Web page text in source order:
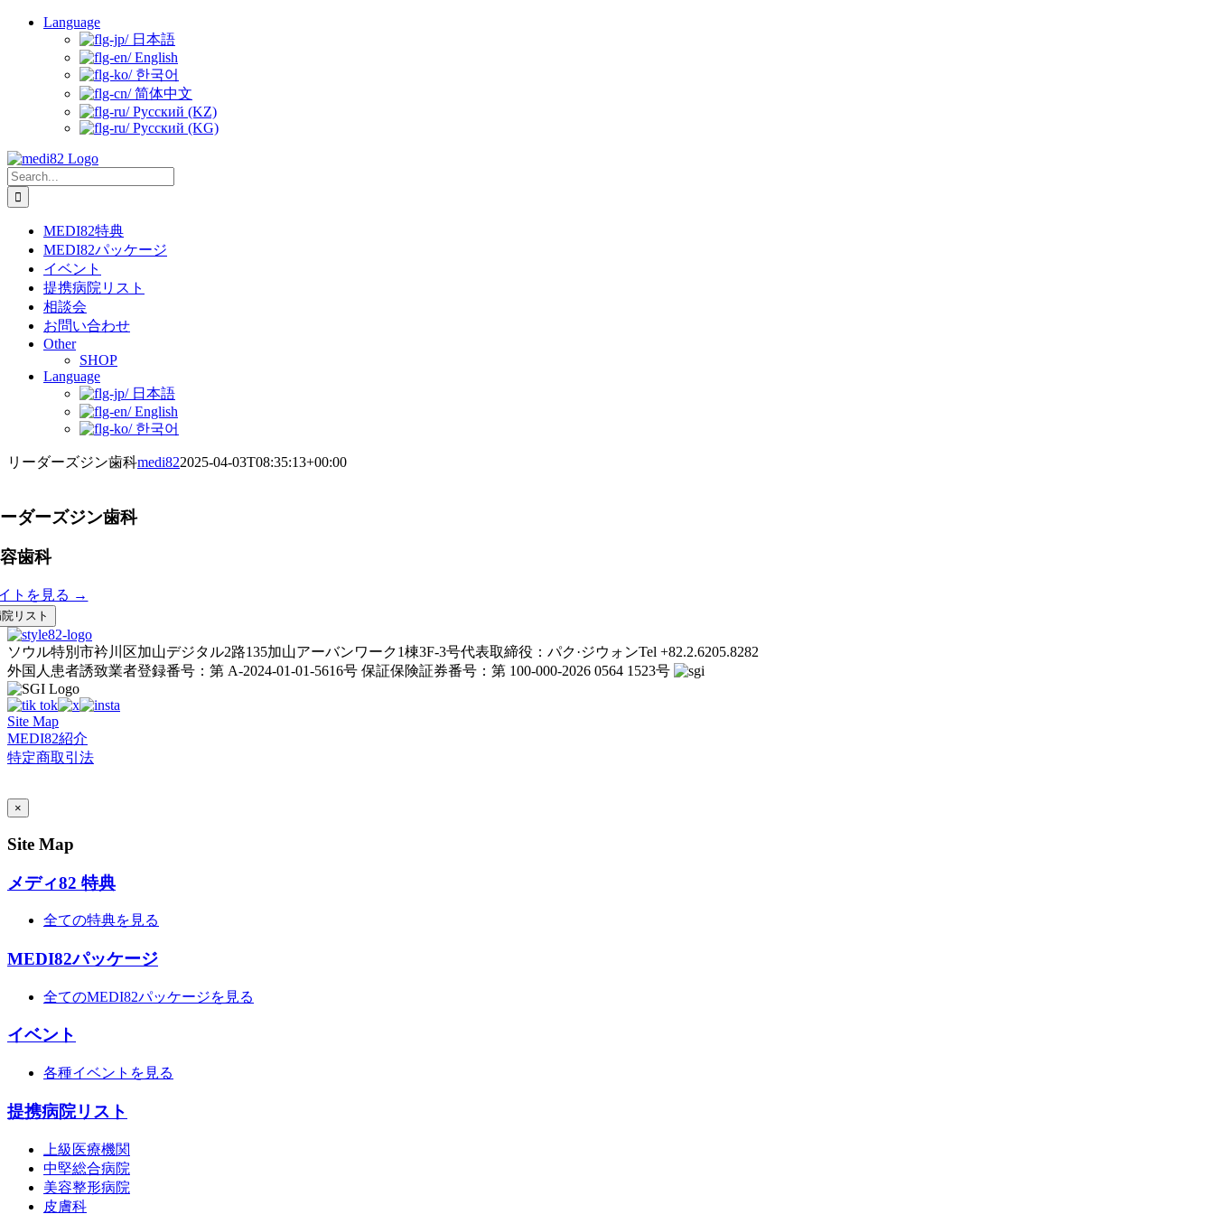
Skip
Language
日本語
English
한국어
简体中文
Русский (KZ)
Русский (KG)
Search
for:
MEDI82特典
MEDI82パッケージ
イベント
提携病院リスト
相談会
お問い合わせ
Other
SHOP
Language
日本語
English
한국어
リーダーズジン歯科medi822025-04-03T08:35:13+00:00
ダーズジン歯科
歯科
トを見る →
リスト
ソウル特別市衿川区加山デジタル2路135加山アーバンワーク1棟3F-3号代表取締役：パク·ジウォンTel +82.2.6205.8282
外国人患者誘致業者登録番号：第 A-2024-01-01-5616号 保証保険証券番号：第 100-000-2026 0564 1523号
Site Map
MEDI82紹介
特定商取引法
×
Site Map
メディ82 特典
全ての特典を見る
MEDI82パッケージ
全てのMEDI82パッケージを見る
イベント
各種イベントを見る
提携病院リスト
上級医療機関
中堅総合病院
美容整形病院
皮膚科